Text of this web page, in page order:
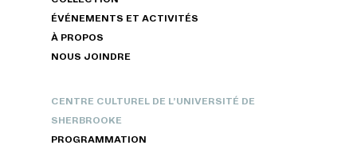
ÉVÉNEMENTS ET ACTIVITÉS
À PROPOS
NOUS JOINDRE
CENTRE CULTUREL DE L’UNIVERSITÉ DE
SHERBROOKE
PROGRAMMATION